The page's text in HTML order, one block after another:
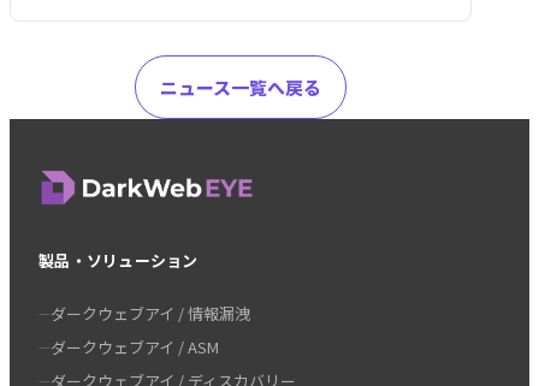
ニュース一覧へ戻る
製品・ソリューション
ダークウェブアイ / 情報漏洩
ダークウェブアイ / ASM
ダークウェブアイ / ディスカバリー